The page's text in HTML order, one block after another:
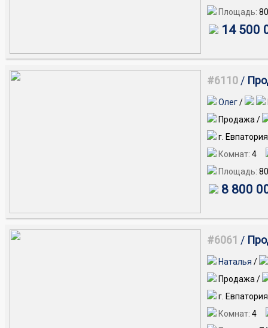
Площадь: 80
14 500
#6110 /
Олег/
Продажа /
г.
Комнат: 4
Площадь: 80
8 800
#6061 /
Наталья /
Продажа /
г.
Комнат: 4